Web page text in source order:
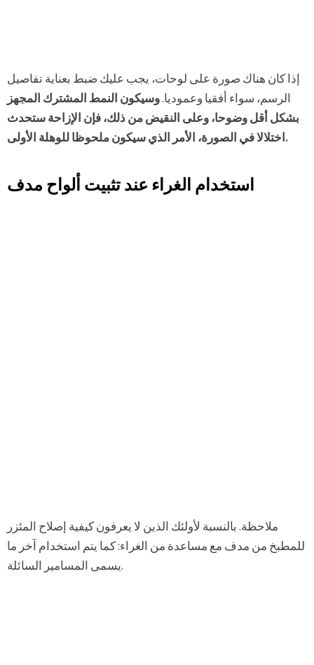
إذا كان هناك صورة على لوحات، يجب عليك ضبط بعناية تفاصيل
الرسم، سواء أفقيا وعموديا.وسيكون النمط المشترك المجهز
بشكل أقل وضوحا، وعلى النقيض من ذلك، فإن الإزاحة ستحدث
اختلالا في الصورة، الأمر الذي سيكون ملحوظا للوهلة الأولى.
استخدام الغراء عند تثبيت ألواح مدف
ملاحظة. بالنسبة لأولئك الذين لا يعرفون كيفية إصلاح المئزر
للمطبخ من مدف مع مساعدة من الغراء: كما يتم استخدام آخر ما
يسمى المسامير السائلة.